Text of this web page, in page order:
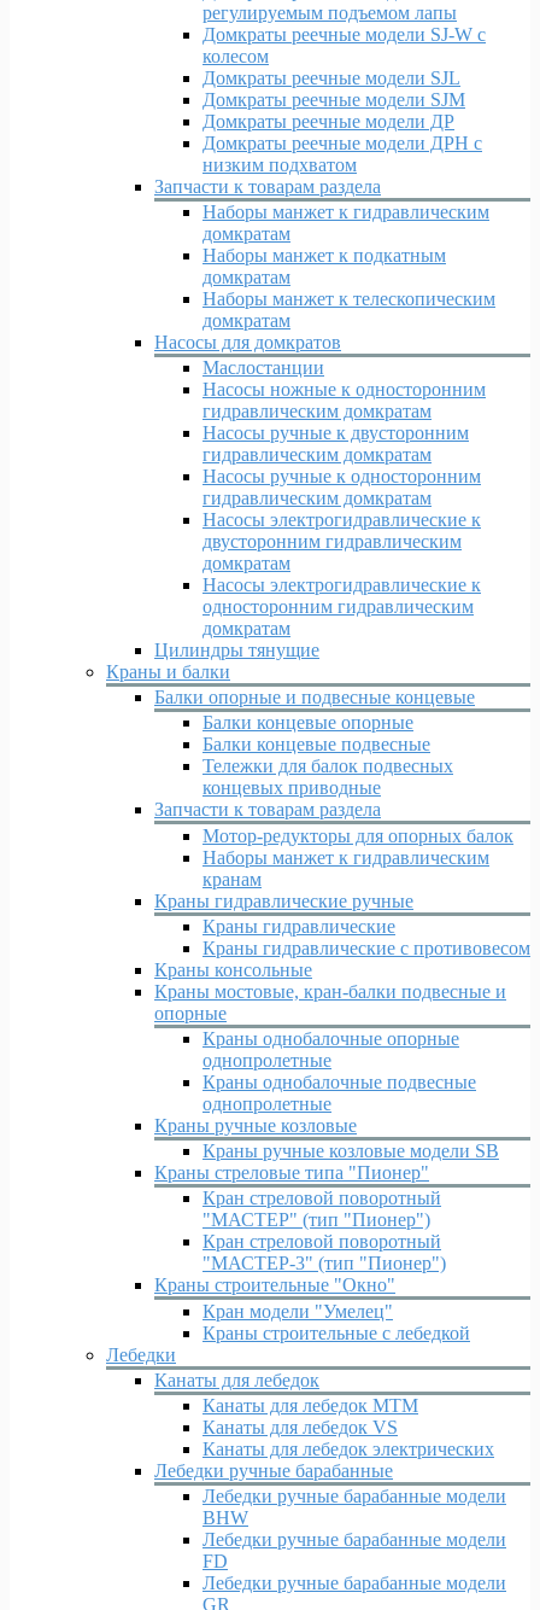
регулируемым подъемом лапы
Домкраты реечные модели SJ-W c
колесом
Домкраты реечные модели SJL
Домкраты реечные модели SJM
Домкраты реечные модели ДР
Домкраты реечные модели ДРН с
низким подхватом
Запчасти к товарам раздела
Наборы манжет к гидравлическим
домкратам
Наборы манжет к подкатным
домкратам
Наборы манжет к телескопическим
домкратам
Насосы для домкратов
Маслостанции
Насосы ножные к односторонним
гидравлическим домкратам
Насосы ручные к двусторонним
гидравлическим домкратам
Насосы ручные к односторонним
гидравлическим домкратам
Насосы электрогидравлические к
двусторонним гидравлическим
домкратам
Насосы электрогидравлические к
односторонним гидравлическим
домкратам
Цилиндры тянущие
Краны и балки
Балки опорные и подвесные концевые
Балки концевые опорные
Балки концевые подвесные
Тележки для балок подвесных
концевых приводные
Запчасти к товарам раздела
Мотор-редукторы для опорных балок
Наборы манжет к гидравлическим
кранам
Краны гидравлические ручные
Краны гидравлические
Краны гидравлические с противовесом
Краны консольные
Краны мостовые, кран-балки подвесные и
опорные
Краны однобалочные опорные
однопролетные
Краны однобалочные подвесные
однопролетные
Краны ручные козловые
Краны ручные козловые модели SB
Краны стреловые типа "Пионер"
Кран стреловой поворотный
"МАСТЕР" (тип "Пионер")
Кран стреловой поворотный
"МАСТЕР-3" (тип "Пионер")
Краны строительные "Окно"
Кран модели "Умелец"
Краны строительные с лебедкой
Лебедки
Канаты для лебедок
Канаты для лебедок MTM
Канаты для лебедок VS
Канаты для лебедок электрических
Лебедки ручные барабанные
Лебедки ручные барабанные модели
BHW
Лебедки ручные барабанные модели
FD
Лебедки ручные барабанные модели
GR